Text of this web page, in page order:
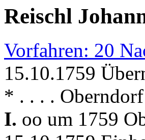
Reischl
Vorfahren: 20
15.10.1759
* . . . .
I. oo um 1759